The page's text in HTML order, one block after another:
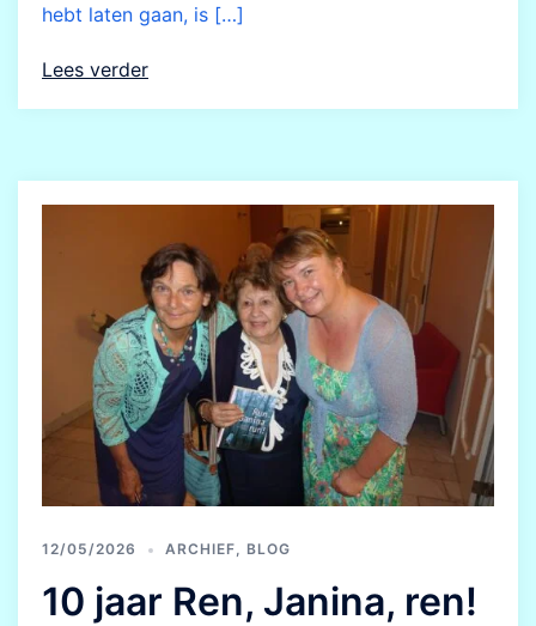
hebt laten gaan, is […]
Lees verder
12/05/2026 ARCHIEF BLOG
10 jaar Ren, Janina, ren!